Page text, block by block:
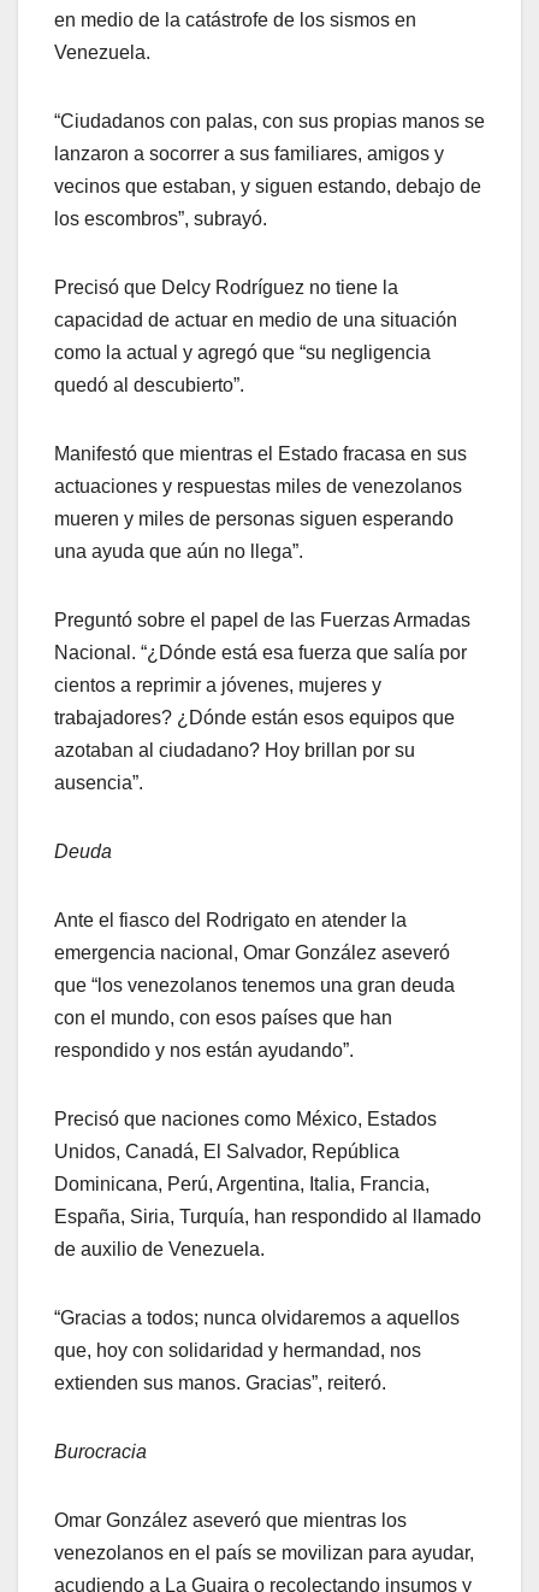
en medio de la catástrofe de los sismos en
Venezuela.
“Ciudadanos con palas, con sus propias manos se
lanzaron a socorrer a sus familiares, amigos y
vecinos que estaban, y siguen estando, debajo de
los escombros”, subrayó.
Precisó que Delcy Rodríguez no tiene la
capacidad de actuar en medio de una situación
como la actual y agregó que “su negligencia
quedó al descubierto”.
Manifestó que mientras el Estado fracasa en sus
actuaciones y respuestas miles de venezolanos
mueren y miles de personas siguen esperando
una ayuda que aún no llega”.
Preguntó sobre el papel de las Fuerzas Armadas
Nacional. “¿Dónde está esa fuerza que salía por
cientos a reprimir a jóvenes, mujeres y
trabajadores? ¿Dónde están esos equipos que
azotaban al ciudadano? Hoy brillan por su
ausencia”.
Deuda
Ante el fiasco del Rodrigato en atender la
emergencia nacional, Omar González aseveró
que “los venezolanos tenemos una gran deuda
con el mundo, con esos países que han
respondido y nos están ayudando”.
Precisó que naciones como México, Estados
Unidos, Canadá, El Salvador, República
Dominicana, Perú, Argentina, Italia, Francia,
España, Siria, Turquía, han respondido al llamado
de auxilio de Venezuela.
“Gracias a todos; nunca olvidaremos a aquellos
que, hoy con solidaridad y hermandad, nos
extienden sus manos. Gracias”, reiteró.
Burocracia
Omar González aseveró que mientras los
venezolanos en el país se movilizan para ayudar,
acudiendo a La Guaira o recolectando insumos y